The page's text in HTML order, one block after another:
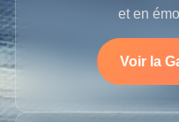
et en
Voir la